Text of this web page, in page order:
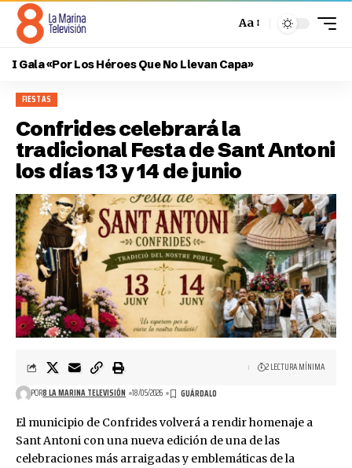
Aa
I Gala «Por Los Héroes Que No Llevan Capa»
FIESTAS
Confrides celebrará la
tradicional Festa de Sant Antoni
los días 13 y 14 de junio
POR8 LA MARINA TELEVISIÓN 18/05/2026
2 LECTURA MÍNIMA
El municipio de Confrides volverá a rendir homenaje a
Sant Antoni con una nueva edición de una de las
celebraciones más arraigadas y emblemáticas de la